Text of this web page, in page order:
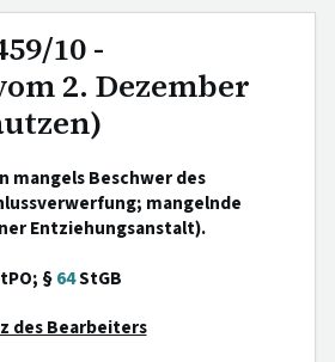
10 -
2. Dezember
mangels Beschwer des
mangelnde
Entziehungsanstalt).
§64StGB
des Bearbeiters